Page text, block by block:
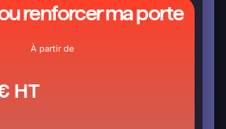
renforcer ma porte
À partir de
HT